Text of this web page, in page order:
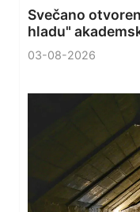
Svečano
hladu"
03-08-2026